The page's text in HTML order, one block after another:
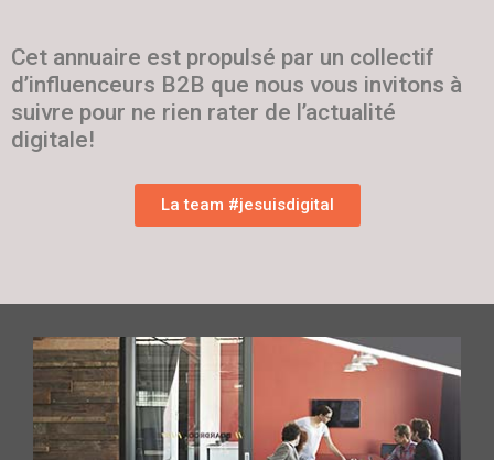
Cet annuaire est propulsé par un collectif
d’influenceurs B2B que nous vous invitons à
suivre pour ne rien rater de l’actualité
digitale!
La team #jesuisdigital